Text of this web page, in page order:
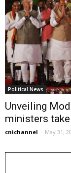
Political News
Unveiling
ministers take
cnichannel - May 31,